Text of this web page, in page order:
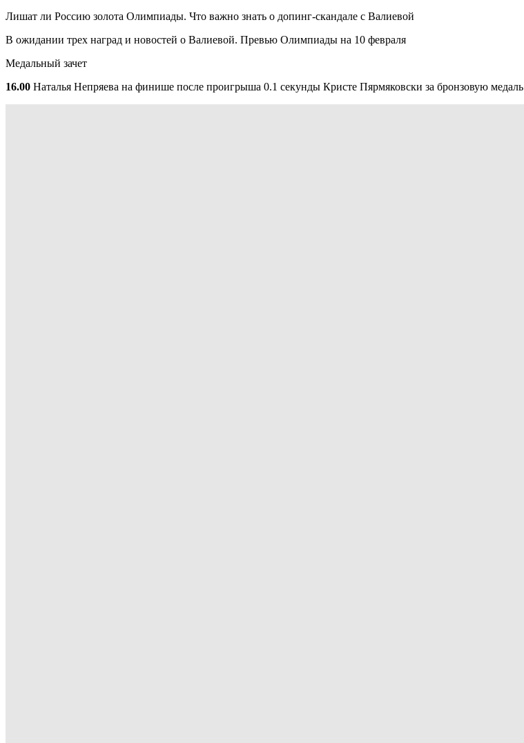
Лишат ли Россию золота Олимпиады. Что важно знать о допинг-скандале с Валиевой
В ожидании трех наград и новостей о Валиевой. Превью Олимпиады на 10 февраля
Медальный зачет
16.00 Наталья Непряева на финише после проигрыша 0.1 секунды Кристе Пярмяковски за бронзовую медаль